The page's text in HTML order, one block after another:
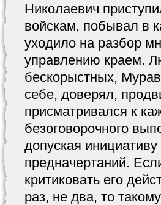
Николаевич
войскам, побывал в
уходило на разбор
управлению краем.
бескорыстных,
себе, доверял,
присматривался к
безоговорочного
допуская
предначертаний.
критиковать его
раз, не два, то